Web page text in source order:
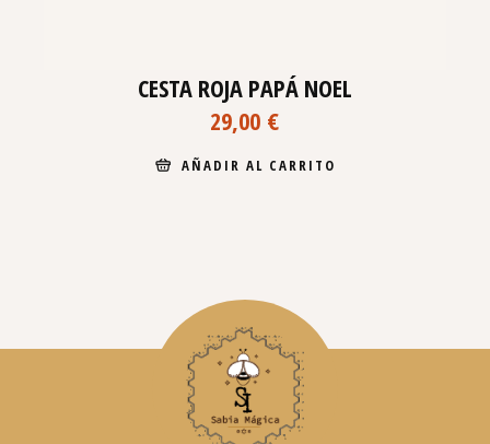
CESTA ROJA PAPÁ NOEL
29,00 €
AÑADIR AL CARRITO